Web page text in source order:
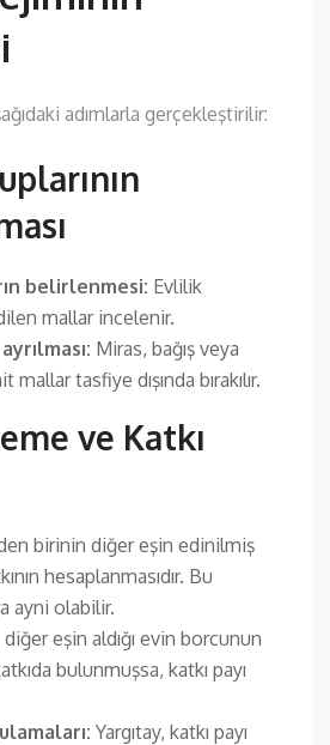
adımlarla gerçekleştirilir:
belirlenmesi: Evlilik
mallar incelenir.
Miras, bağış veya
tasfiye dışında bırakılır.
ve Katkı
birinin diğer eşin edinilmiş
hesaplanmasıdır. Bu
ayni olabilir.
eşin aldığı evin borcunun
bulunmuşsa, katkı payı
Yargıtay, katkı payı